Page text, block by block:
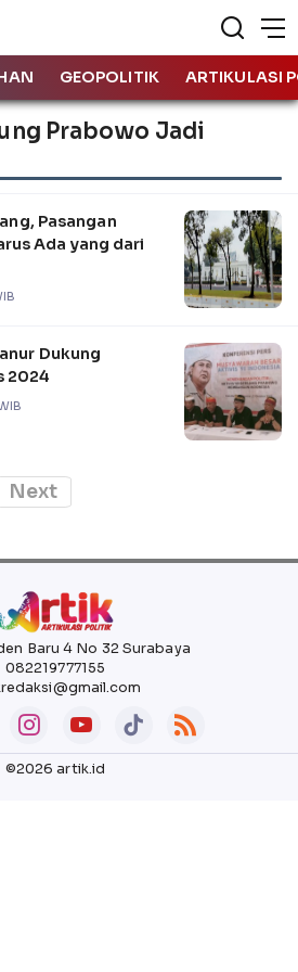
GEOPOLITIK ARTIKULASI
Prabowo Jadi
Pasangan
Ada yang dari
Dukung
2024
Next
Baru 4 No 32 Surabaya
082219777155
©2026 artik.id